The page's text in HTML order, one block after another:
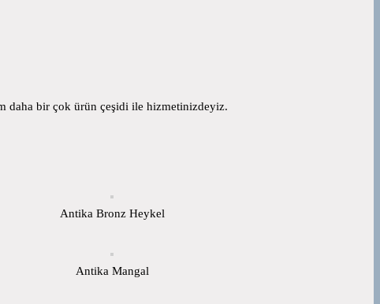
daha bir çok ürün çeşidi ile hizmetinizdeyiz.
Antika Bronz Heykel
Antika Mangal